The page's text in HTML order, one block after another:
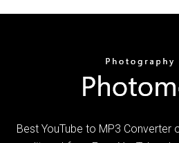
Best YouTube to MP3 Converter